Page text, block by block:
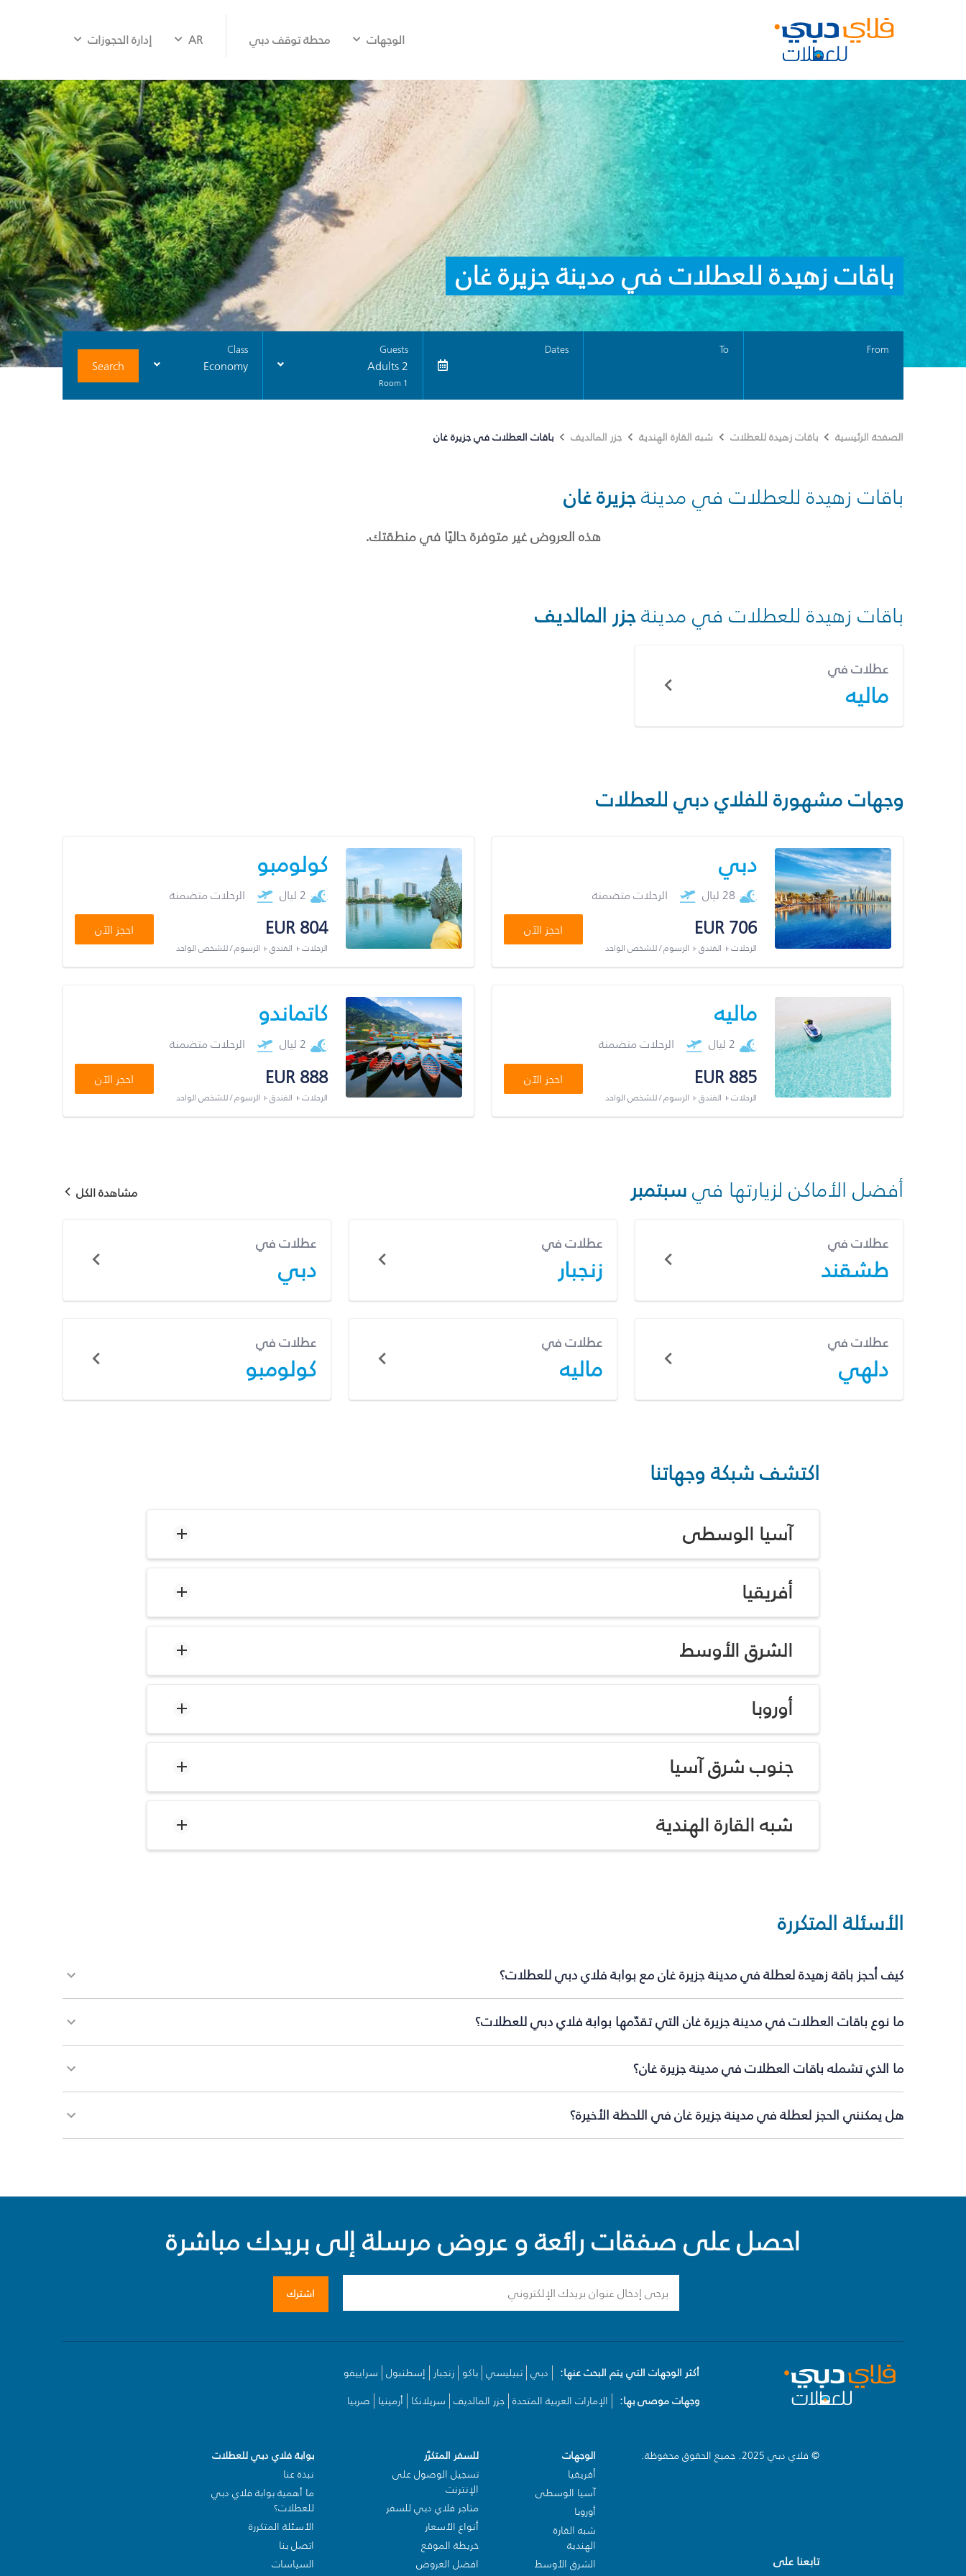
الوجهات محطة توقف دبي AR إدارة الحجوزات
باقات زهيدة للعطلات في مدينة جزيرة غان
From
To
Dates
Guests
2 Adults
1 Room
Class
Economy
Search
الصفحة الرئيسية باقات زهيدة للعطلات شبه القارة الهندية جزر المالديف باقات العطلات في جزيرة غان
باقات زهيدة للعطلات في مدينةجزيرة غان
هذه العروض غير متوفرة حاليًا في منطقتك.
باقات زهيدة للعطلات في مدينةجزر المالديف
عطلات في
ماليه
وجهات مشهورة للفلاي دبي للعطلات
دبي
28 ليال الرحلات متضمنة
EUR 706
الرحلات + الفندق + الرسوم / للشخص الواحد
احجز الآن
كولومبو
2 ليال الرحلات متضمنة
EUR 804
الرحلات + الفندق + الرسوم / للشخص الواحد
احجز الآن
ماليه
2 ليال الرحلات متضمنة
EUR 885
الرحلات + الفندق + الرسوم / للشخص الواحد
احجز الآن
كاتماندو
2 ليال الرحلات متضمنة
EUR 888
الرحلات + الفندق + الرسوم / للشخص الواحد
احجز الآن
أفضل الأماكن لزيارتها فيسبتمبر مشاهدة الكل
عطلات في
طشقند
عطلات في
زنجبار
عطلات في
دبي
عطلات في
دلهي
عطلات في
ماليه
عطلات في
كولومبو
اكتشف شبكة وجهاتنا
آسيا الوسطى
أفريقيا
الشرق الأوسط
أوروبا
جنوب شرق آسيا
شبه القارة الهندية
الأسئلة المتكررة
كيف أحجز باقة زهيدة لعطلة في مدينة جزيرة غان مع بوابة فلاي دبي للعطلات؟
ما نوع باقات العطلات في مدينة جزيرة غان التي تقدّمها بوابة فلاي دبي للعطلات؟
ما الذي تشمله باقات العطلات في مدينة جزيرة غان؟
هل يمكنني الحجز لعطلة في مدينة جزيرة غان في اللحظة الأخيرة؟
احصل على صفقات رائعة و عروض مرسلة إلى بريدك مباشرة
اشترك
أكثر الوجهات التي يتم البحث عنها: دبي تبيليسي باكو زنجبار إسطنبول سراييفو
وجهات موصى بها:
الإمارات العربية المتحدة جزر المالديف سريلانكا أرمينيا صربيا
© فلاي دبي 2025. جميع الحقوق محفوظة.
تابعنا على
الوجهات
أفريقيا
آسيا الوسطى
أوروبا
شبه القارة
الهندية
الشرق الأوسط
للسفر المتكرّر
تسجيل الوصول على
الإنترنت
متاجر فلاي دبي للسفر
أنواع الأسعار
خريطة الموقع
افضل العروض
بوابة فلاي دبي للعطلات
نبذة عنا
ما أهمية بوابة فلاي دبي
للعطلات؟
الأسئلة المتكررة
اتصل بنا
السياسات